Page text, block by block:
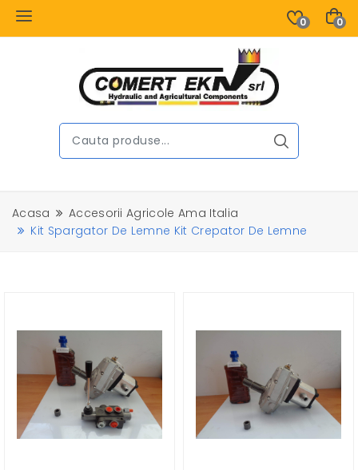
0 0
Acasa
Accesorii Agricole Ama Italia
Kit Spargator De Lemne Kit Crepator De Lemne